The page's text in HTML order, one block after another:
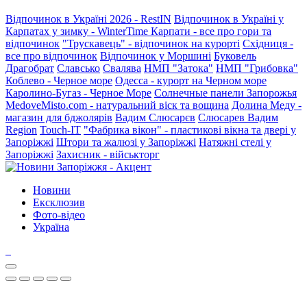
Відпочинок в Україні 2026 - RestIN Відпочинок в Україні у
Карпатах у зимку - WinterTime Карпати - все про гори та
відпочинок "Трускавець" - відпочинок на курорті Східниця -
все про відпочинок Відпочинок у Моршині Буковель
Драгобрат Славсько Свалява НМП "Затока" НМП "Грибовка"
Коблево - Черное море Одесса - курорт на Черном море
Каролино-Бугаз - Черное Море Солнечные панели Запорожья
MedoveMisto.com - натуральний віск та вощина Долина Меду -
магазин для бджолярів Вадим Слюсарєв Слюсарев Вадим
Region Touch-IT "Фабрика вікон" - пластикові вікна та двері у
Запоріжжі Штори та жалюзі у Запоріжжі Натяжні стелі у
Запоріжжі Захисник - військторг
Новини
Ексклюзив
Фото-відео
Україна